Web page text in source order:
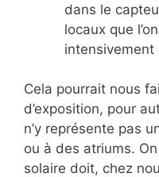
dans le
locaux que
intensivement
Cela pourrait nous
d’exposition, pour
n’y représente pas
ou à des atriums.
solaire doit, chez